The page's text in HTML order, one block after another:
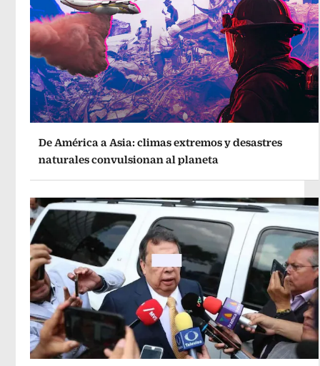
De América a Asia: climas extremos y desastres
naturales convulsionan al planeta